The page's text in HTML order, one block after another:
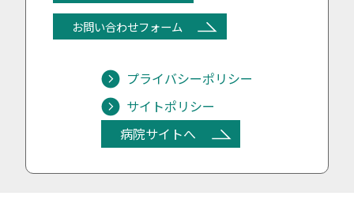
お問い合わせフォーム
プライバシーポリシー
サイトポリシー
病院サイトへ